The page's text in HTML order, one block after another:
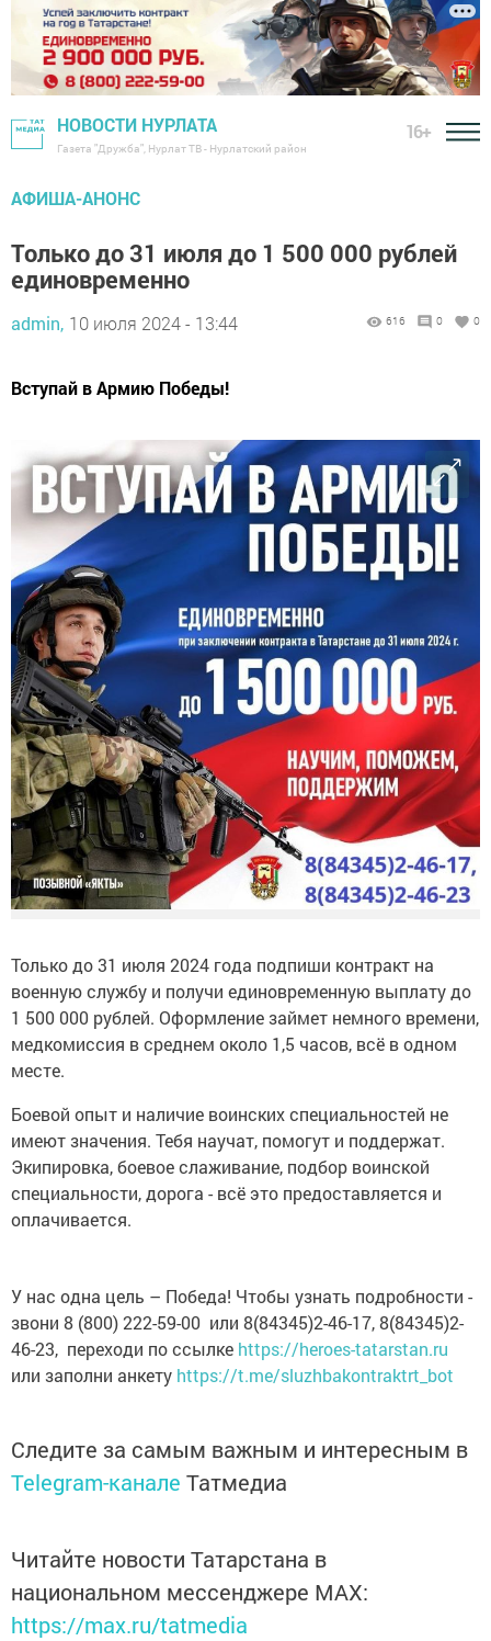
НОВОСТИ НУРЛАТА
Газета "Дружба", Нурлат ТВ - Нурлатский район
16+
АФИША-АНОНС
Только до 31 июля до 1 500 000 рублей
единовременно
admin, 10 июля 2024 - 13:44 616 0 0
Вступай в Армию Победы!
Только до 31 июля 2024 года подпиши контракт на
военную службу и получи единовременную выплату до
1 500 000 рублей. Оформление займет немного времени,
медкомиссия в среднем около 1,5 часов, всё в одном
месте.
Боевой опыт и наличие воинских специальностей не
имеют значения. Тебя научат, помогут и поддержат.
Экипировка, боевое слаживание, подбор воинской
специальности, дорога - всё это предоставляется и
оплачивается.
У нас одна цель – Победа! Чтобы узнать подробности -
звони 8 (800) 222-59-00 или 8(84345)2-46-17, 8(84345)2-
46-23, переходи по ссылке https://heroes-tatarstan.ru
или заполни анкету https://t.me/sluzhbakontraktrt_bot
Следите за самым важным и интересным в
Telegram-канале Татмедиа
Читайте новости Татарстана в
национальном мессенджере MАХ:
https://max.ru/tatmedia